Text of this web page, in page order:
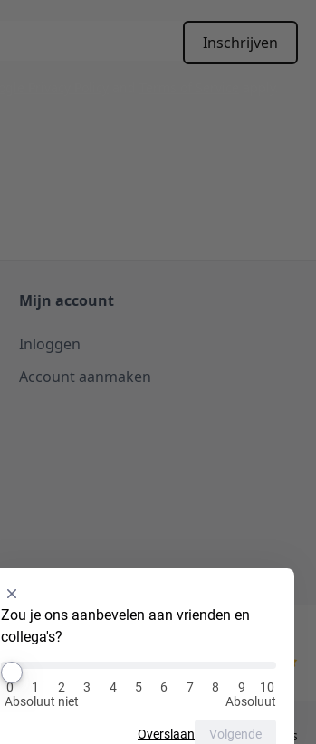
Inschrijven
Mijn account
Inloggen
Account aanmaken
Privacy PolicyCookies
Zou je ons aanbevelen aan vrienden en
collega's?
Selecteer
een
optie
van
0
tot
0 1 2 3 4 5 6 7 8 9
10
Absoluut niet
Absoluut
Volgende
Overslaan